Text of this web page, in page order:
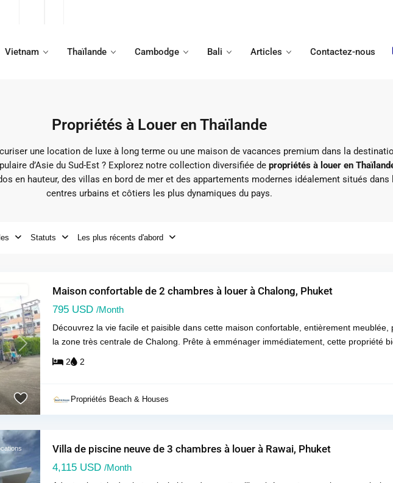
Vietnam Thaïlande Cambodge Bali Articles Contactez-nous
Propriétés à Louer en Thaïlande
une location de luxe à long terme ou une maison de vacances premium dans la
d’Asie du Sud-Est ? Explorez notre collection diversifiée de propriétés à louer en
en hauteur, des villas en bord de mer et des appartements modernes idéalement situés dans
centres urbains et côtiers les plus dynamiques du pays.
Statuts Les plus récents d'abord
Next
Maison confortable de 2 chambres à louer à Chalong, Phuket
795 USD /Month
Découvrez la vie facile et paisible dans cette maison confortable, entièrement meublée,
la zone très centrale de Chalong. Prête à emménager immédiatement, cette propriété
2 2
Propriétés Beach & Houses
Villa de piscine neuve de 3 chambres à louer à Rawai, Phuket
4,115 USD /Month